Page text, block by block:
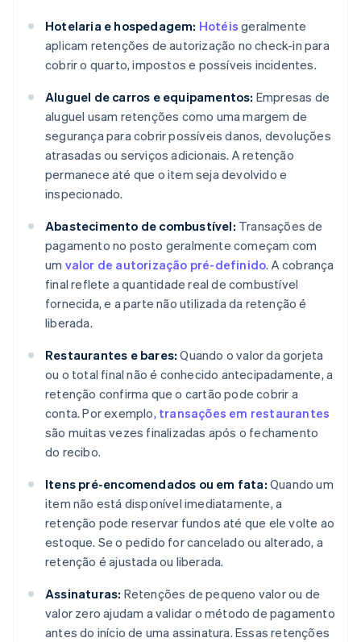
Hotelaria e hospedagem: Hotéis geralmente
aplicam retenções de autorização no check-in para
cobrir o quarto, impostos e possíveis incidentes.
Aluguel de carros e equipamentos: Empresas de
aluguel usam retenções como uma margem de
segurança para cobrir possíveis danos, devoluções
atrasadas ou serviços adicionais. A retenção
permanece até que o item seja devolvido e
inspecionado.
Abastecimento de combustível: Transações de
pagamento no posto geralmente começam com
um valor de autorização pré-definido. A cobrança
final reflete a quantidade real de combustível
fornecida, e a parte não utilizada da retenção é
liberada.
Restaurantes e bares: Quando o valor da gorjeta
ou o total final não é conhecido antecipadamente, a
retenção confirma que o cartão pode cobrir a
conta. Por exemplo, transações em restaurantes
são muitas vezes finalizadas após o fechamento
do recibo.
Itens pré-encomendados ou em fata: Quando um
item não está disponível imediatamente, a
retenção pode reservar fundos até que ele volte ao
estoque. Se o pedido for cancelado ou alterado, a
retenção é ajustada ou liberada.
Assinaturas: Retenções de pequeno valor ou de
valor zero ajudam a validar o método de pagamento
antes do início de uma assinatura. Essas retenções